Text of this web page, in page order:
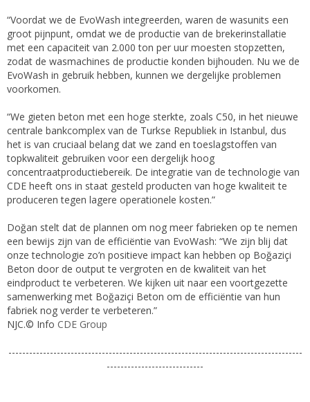
“Voordat we de EvoWash integreerden, waren de wasunits een
groot pijnpunt, omdat we de productie van de brekerinstallatie
met een capaciteit van 2.000 ton per uur moesten stopzetten,
zodat de wasmachines de productie konden bijhouden. Nu we de
EvoWash in gebruik hebben, kunnen we dergelijke problemen
voorkomen.
“We gieten beton met een hoge sterkte, zoals C50, in het nieuwe
centrale bankcomplex van de Turkse Republiek in Istanbul, dus
het is van cruciaal belang dat we zand en toeslagstoffen van
topkwaliteit gebruiken voor een dergelijk hoog
concentraatproductiebereik. De integratie van de technologie van
CDE heeft ons in staat gesteld producten van hoge kwaliteit te
produceren tegen lagere operationele kosten.”
Doğan stelt dat de plannen om nog meer fabrieken op te nemen
een bewijs zijn van de efficiëntie van EvoWash: “We zijn blij dat
onze technologie zo’n positieve impact kan hebben op Boğaziçi
Beton door de output te vergroten en de kwaliteit van het
eindproduct te verbeteren. We kijken uit naar een voortgezette
samenwerking met Boğaziçi Beton om de efficiëntie van hun
fabriek nog verder te verbeteren.”
NJC.© Info CDE Group
-------------------------------------------------------------------------------------
----------------------------